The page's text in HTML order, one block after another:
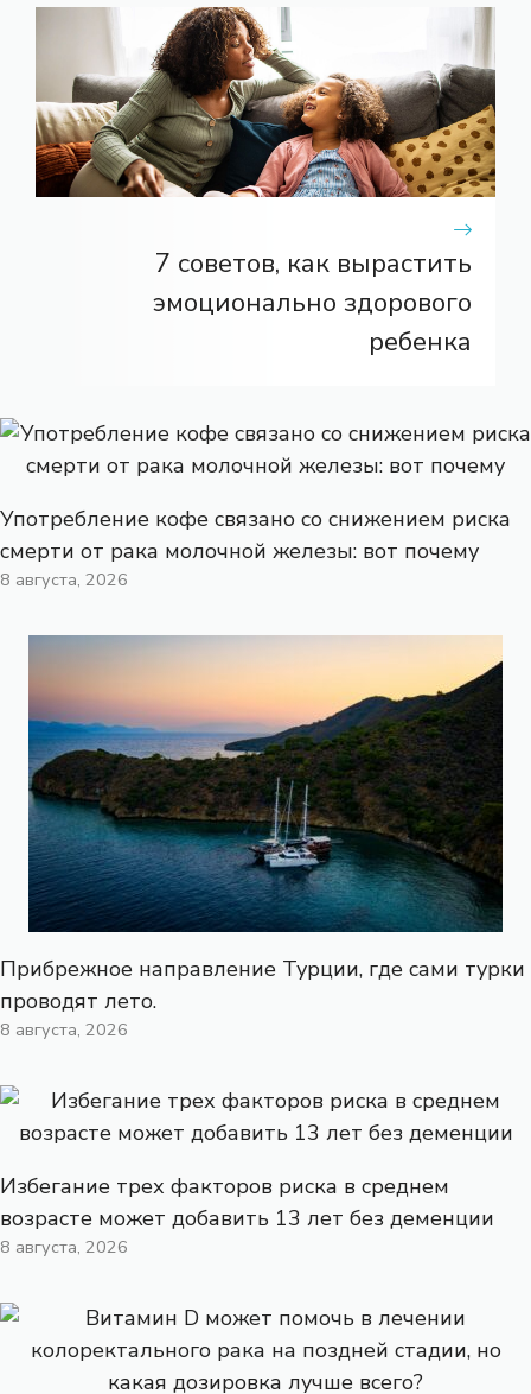
7 советов, как вырастить
эмоционально здорового
ребенка
Употребление кофе связано со снижением риска
смерти от рака молочной железы: вот почему
8 августа, 2026
Прибрежное направление Турции, где сами турки
проводят лето.
8 августа, 2026
Избегание трех факторов риска в среднем
возрасте может добавить 13 лет без деменции
8 августа, 2026